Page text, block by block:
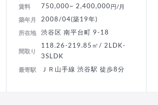
賃料 750,000~ 2,400,000 円/月
築年月 2008/04(築19年)
所在地 渋谷区 南平台町 9-18
間取り
118.26-219.85㎡/ 2LDK-
3SLDK
最寄駅 ＪＲ山手線 渋谷駅 徒歩8分